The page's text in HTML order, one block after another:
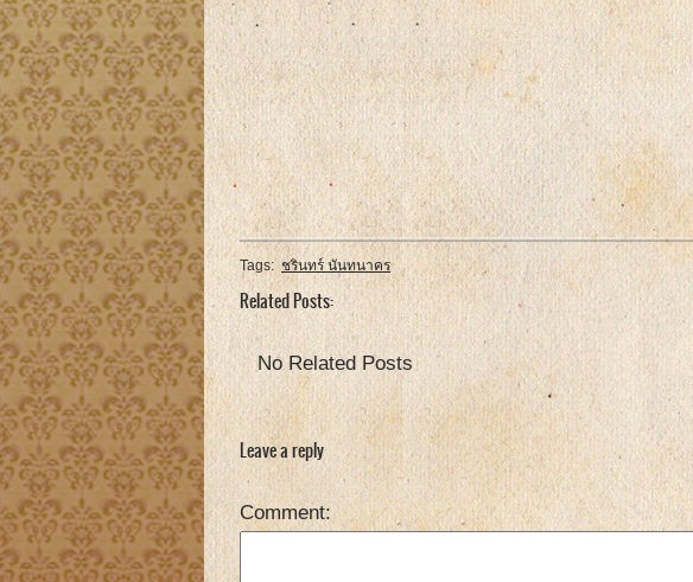
Tags:ชรินทร์ นันทนาคร
Related Posts:
No Related Posts
Leave a reply
Comment